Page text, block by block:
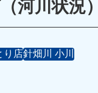
河川状況）
り店針畑川 小川